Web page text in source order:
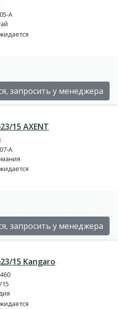
A
запросить у менеджера
15 AXENT
A
запросить у менеджера
15 Kangaro